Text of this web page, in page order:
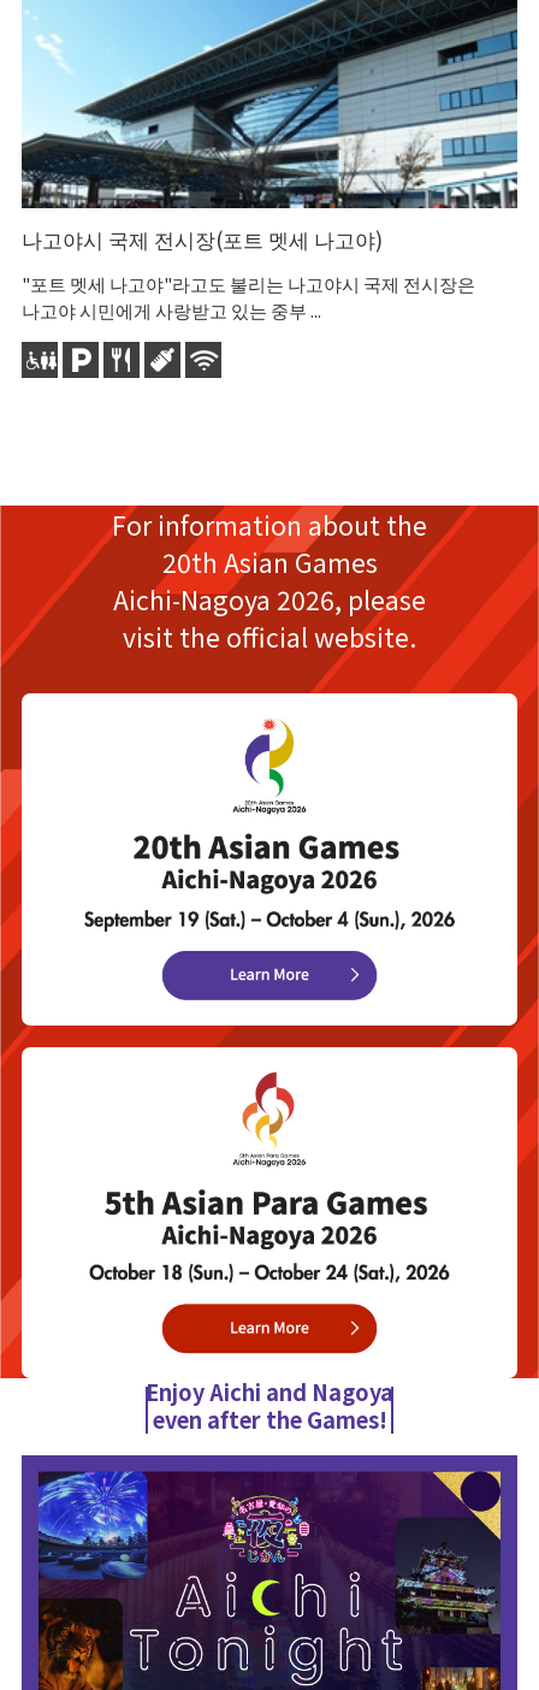
나고야시 국제 전시장(포트 멧세 나고야)
"포트 멧세 나고야"라고도 불리는 나고야시 국제 전시장은
나고야 시민에게 사랑받고 있는 중부 ...
For information about the
20th Asian Games
Aichi-Nagoya 2026, please
visit the official website.
Enjoy Aichi and Nagoya
even after the Games!